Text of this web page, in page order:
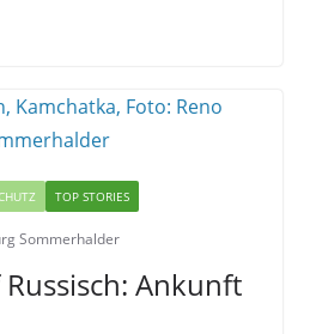
TOP STORIES
Sommerhalder
Ankunft